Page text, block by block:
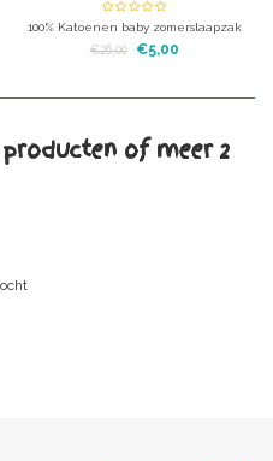
100% Katoenen baby zomerslaapzak
voor baby's. 70 cm
€26,00 €5,00
of meer 2